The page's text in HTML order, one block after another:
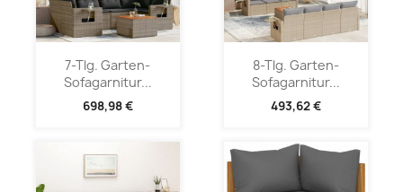
7-Tlg. Garten-
Sofagarnitur...
698,98 €
8-Tlg. Garten-
Sofagarnitur...
493,62 €